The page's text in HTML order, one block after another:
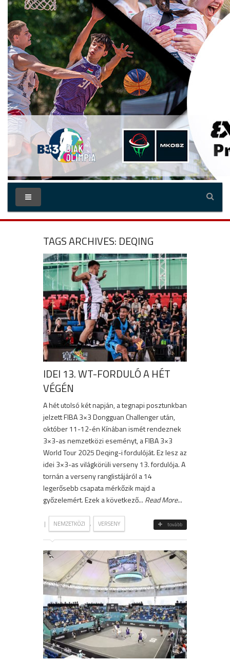
TAGS ARCHIVES: DEQING
IDEI 13. WT-FORDULÓ A HÉT
VÉGÉN
A hét utolsó két napján, a tegnapi posztunkban
jelzett FIBA 3×3 Dongguan Challenger után,
október 11-12-én Kínában ismét rendeznek
3×3-as nemzetközi eseményt, a FIBA 3×3
World Tour 2025 Deqing-i fordulóját. Ez lesz az
idei 3×3-as világkörüli verseny 13. fordulója. A
tornán a verseny ranglistájáról a 14
legerősebb csapata mérkőzik majd a
győzelemért. Ezek a következő... Read More...
| NEMZETKÖZI , VERSENY tovább